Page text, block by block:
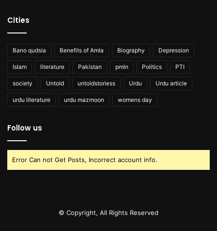
Cities
Bano qudsia Benefits of Amla Biography Depression
Islam literature Pakistan pmln Politics PTI
society Untold untoldstoriess Urdu Urdu article
urdu literature urdu mazmoon womens day
Follow us
Error Can not Get Posts, Incorrect account info.
© Copyright, All Rights Reserved